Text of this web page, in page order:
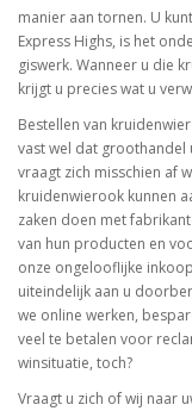
manier aan tornen. U
Express Highs, is het
giswerk. Wanneer u die
krijgt u precies wat u
Bestellen van
vast wel dat groothandel
vraagt zich misschien af
kruidenwierook kunnen
zaken doen met
van hun producten en
onze ongelooflijke
uiteindelijk aan u
we online werken,
veel te betalen voor
winsituatie, toch?
Vraagt u zich of wij naar